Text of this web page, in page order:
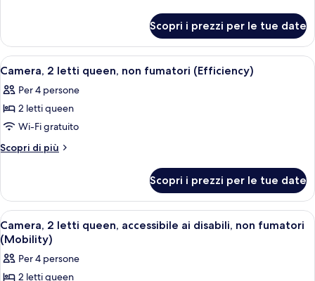
king,
non
fumatori
(Efficiency)
1
letto
king,
fumatori
(Efficiency)
Scopri i prezzi per le tue date
Apri
tutte
le
foto
per
Camera,
queen,
non
fumatori
(Efficiency)
Camera d'albergo con due letti, una
4
Camera, 2 letti queen, non fumatori (Efficiency)
Per 4 persone
2 letti queen
Wi-Fi gratuito
Scopri di più
Altri
2
letti
queen,
non
fumatori
(Efficiency)
Scopri i prezzi per le tue date
Apri
tutte
le
foto
Camera d'albergo con due letti, una
4
Camera, 2 letti queen, accessibile ai disabili, non fumatori
(Mobility)
Per 4 persone
2 letti queen